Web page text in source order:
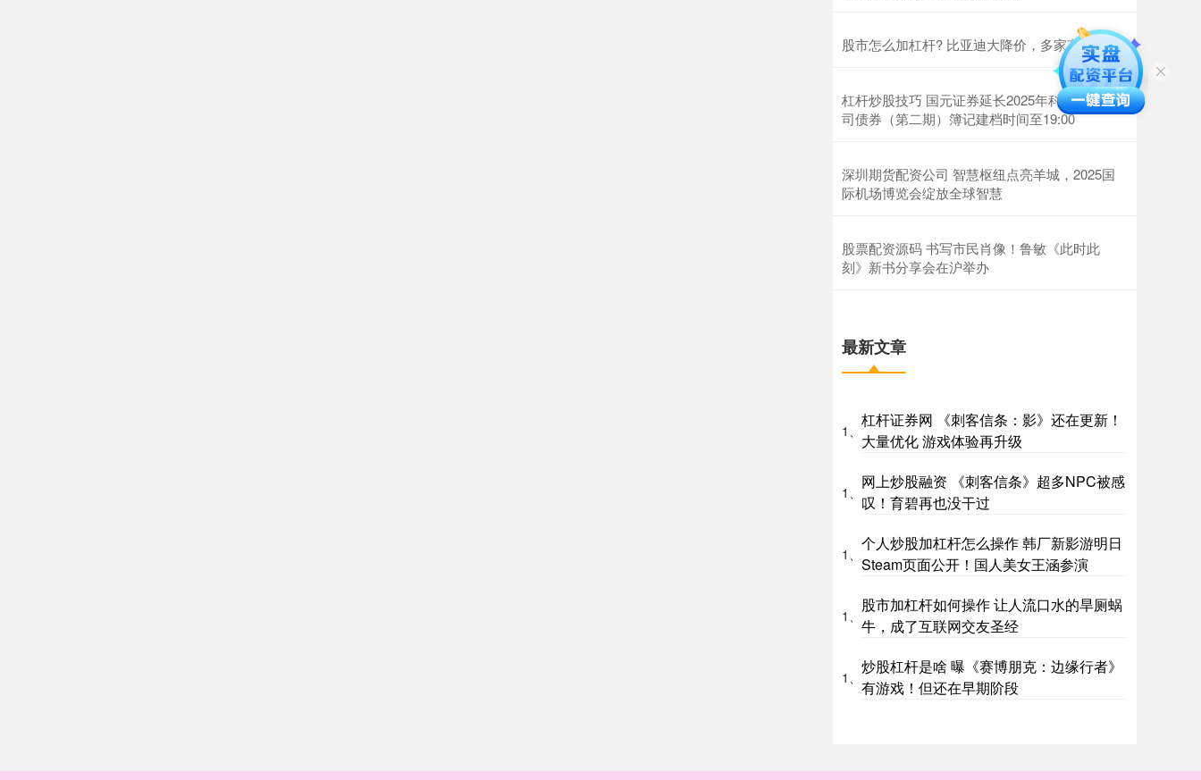
股市怎么加杠杆? 比亚迪大降价，多家车企跟进
杠杆炒股技巧 国元证券延长2025年科技创新公
司债券（第二期）簿记建档时间至19:00
深圳期货配资公司 智慧枢纽点亮羊城，2025国
际机场博览会绽放全球智慧
股票配资源码 书写市民肖像！鲁敏《此时此
刻》新书分享会在沪举办
最新文章
1、
杠杆证券网 《刺客信条：影》还在更新！
大量优化 游戏体验再升级
1、
网上炒股融资 《刺客信条》超多NPC被感
叹！育碧再也没干过
1、
个人炒股加杠杆怎么操作 韩厂新影游明日
Steam页面公开！国人美女王涵参演
1、
股市加杠杆如何操作 让人流口水的旱厕蜗
牛，成了互联网交友圣经
1、
炒股杠杆是啥 曝《赛博朋克：边缘行者》
有游戏！但还在早期阶段